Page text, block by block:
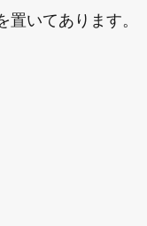
いてあります。